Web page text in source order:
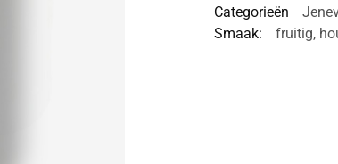
Categorieën
Smaak:
fruitig,